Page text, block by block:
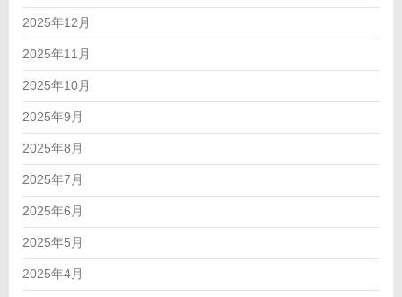
2025年12月
2025年11月
2025年10月
2025年9月
2025年8月
2025年7月
2025年6月
2025年5月
2025年4月